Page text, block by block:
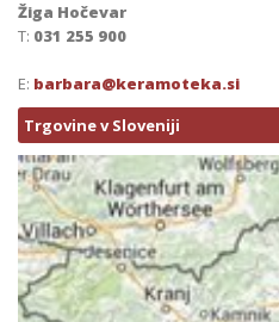
Žiga Hočevar
T: 031 255 900
E: barbara@keramoteka.si
Trgovine v Sloveniji